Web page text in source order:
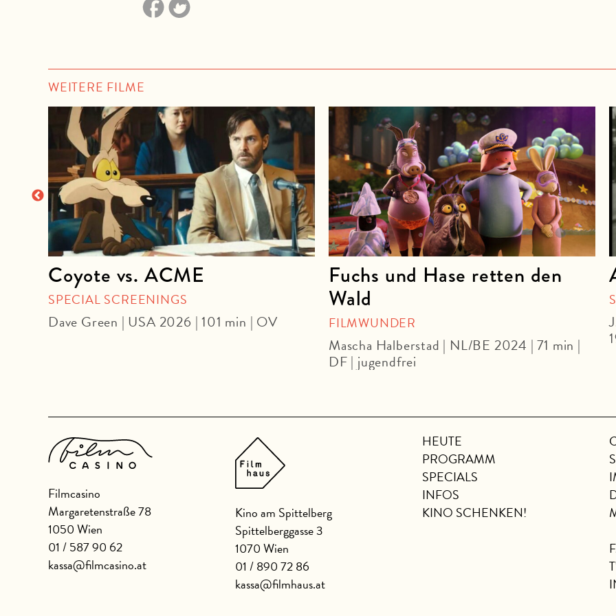
WEITERE FILME
Coyote vs. ACME
SPECIAL SCREENINGS
Dave Green | USA 2026 | 101 min | OV
Fuchs und Hase retten den
Wald
FILMWUNDER
Mascha Halberstad | NL/BE 2024 | 71 min |
DF | jugendfrei
Filmcasino
Margaretenstraße 78
1050 Wien
01 / 587 90 62
kassa@filmcasino.at
Kino am Spittelberg
Spittelberggasse 3
1070 Wien
01 / 890 72 86
kassa@filmhaus.at
HEUTE
PROGRAMM
SPECIALS
INFOS
KINO SCHENKEN!